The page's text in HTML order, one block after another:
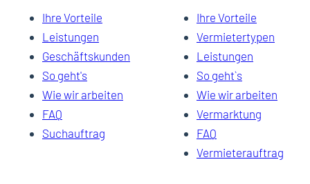
Ihre Vorteile
Leistungen
Geschäftskunden
So geht's
Wie wir arbeiten
FAQ
Suchauftrag
Ihre Vorteile
Vermietertypen
Leistungen
So geht`s
Wie wir arbeiten
Vermarktung
FAQ
Vermieterauftrag